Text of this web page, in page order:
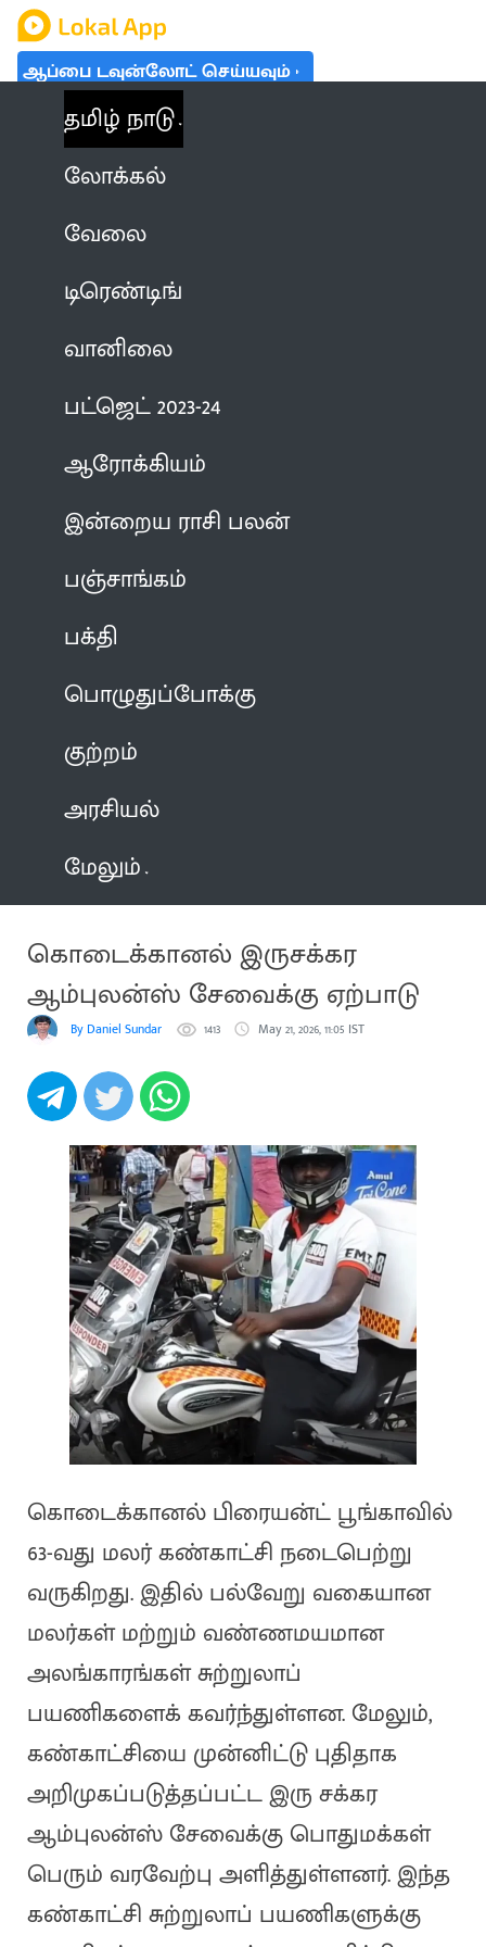
ஆப்பை டவுன்லோட் செய்யவும்
தமிழ் நாடு
லோக்கல்
வேலை
டிரெண்டிங்
வானிலை
பட்ஜெட் 2023-24
ஆரோக்கியம்
இன்றைய ராசி பலன்
பஞ்சாங்கம்
பக்தி
பொழுதுப்போக்கு
குற்றம்
அரசியல்
மேலும்
கொடைக்கானல் இருசக்கர
ஆம்புலன்ஸ் சேவைக்கு ஏற்பாடு
By Daniel Sundar 1413 May 21, 2026, 11:05 IST
கொடைக்கானல் பிரையன்ட் பூங்காவில்
63-வது மலர் கண்காட்சி நடைபெற்று
வருகிறது. இதில் பல்வேறு வகையான
மலர்கள் மற்றும் வண்ணமயமான
அலங்காரங்கள் சுற்றுலாப்
பயணிகளைக் கவர்ந்துள்ளன. மேலும்,
கண்காட்சியை முன்னிட்டு புதிதாக
அறிமுகப்படுத்தப்பட்ட இரு சக்கர
ஆம்புலன்ஸ் சேவைக்கு பொதுமக்கள்
பெரும் வரவேற்பு அளித்துள்ளனர். இந்த
கண்காட்சி சுற்றுலாப் பயணிகளுக்கு